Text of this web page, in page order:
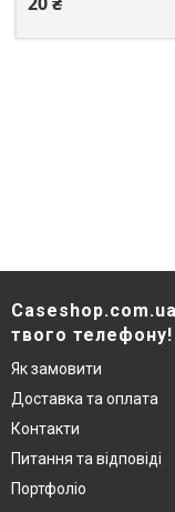
твого телефону!
Як замовити
Доставка та оплата
Контакти
Питання та відповіді
Портфоліо